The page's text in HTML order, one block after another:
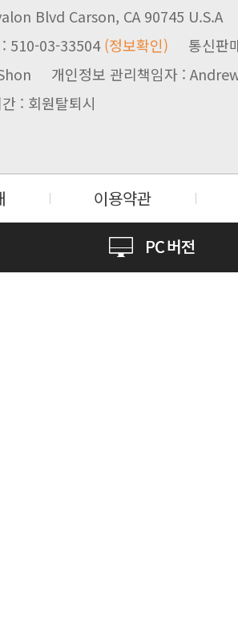
Blvd Carson, CA 90745 U.S.A
: 510-03-33504(정보확인) 통신판
개인정보 관리책임자 :
: 회원탈퇴시
이용약관